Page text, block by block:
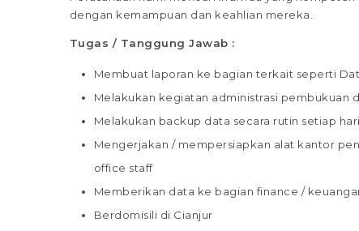
dengan kemampuan dan keahlian mereka.
Tugas / Tanggung Jawab :
Membuat laporan ke bagian terkait seperti
Melakukan kegiatan administrasi pembukuan
Melakukan backup data secara rutin setiap
Mengerjakan / mempersiapkan alat kantor
office staff
Memberikan data ke bagian finance /
Berdomisili di Cianjur